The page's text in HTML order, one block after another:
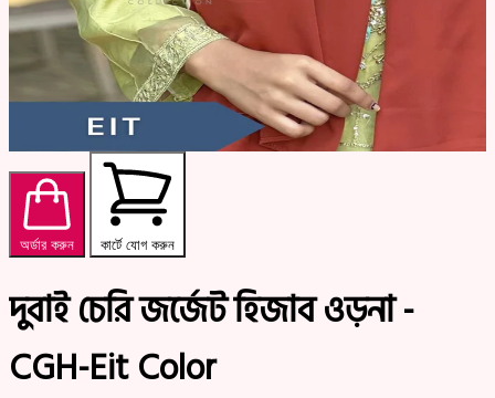
অর্ডার করুন কার্টে যোগ করুন
দুবাই চেরি জর্জেট হিজাব ওড়না -
CGH-Eit Color